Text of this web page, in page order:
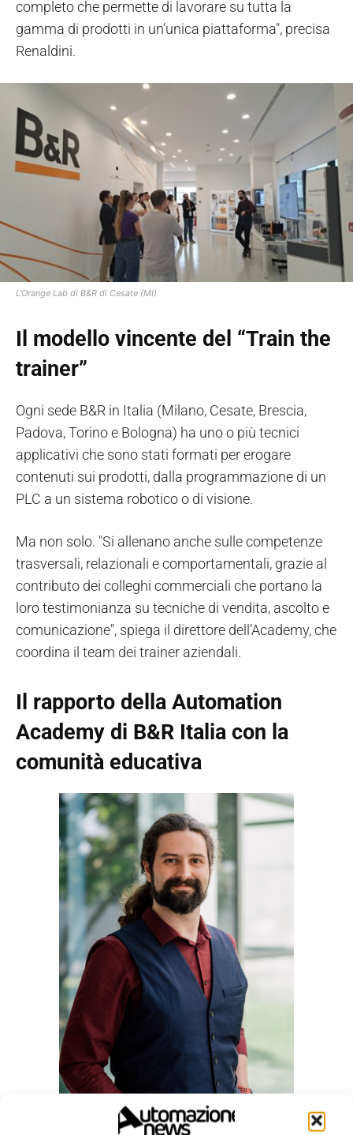
completo che permette di lavorare su tutta la
gamma di prodotti in un’unica piattaforma", precisa
Renaldini.
L'Orange Lab di B&R di Cesate (MI)
Il modello vincente del “Train the
trainer”
Ogni sede B&R in Italia (Milano, Cesate, Brescia,
Padova, Torino e Bologna) ha uno o più tecnici
applicativi che sono stati formati per erogare
contenuti sui prodotti, dalla programmazione di un
PLC a un sistema robotico o di visione.
Ma non solo. "Si allenano anche sulle competenze
trasversali, relazionali e comportamentali, grazie al
contributo dei colleghi commerciali che portano la
loro testimonianza su tecniche di vendita, ascolto e
comunicazione", spiega il direttore dell’Academy, che
coordina il team dei trainer aziendali.
Il rapporto della Automation
Academy di B&R Italia con la
comunità educativa
Flavio Renaldini